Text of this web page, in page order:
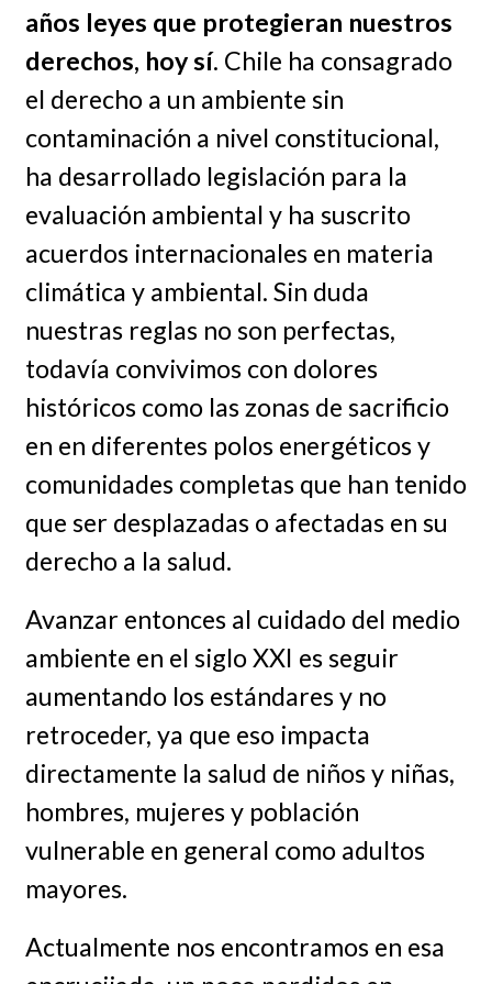
años leyes que protegieran nuestros
derechos, hoy sí. Chile ha consagrado
el derecho a un ambiente sin
contaminación a nivel constitucional,
ha desarrollado legislación para la
evaluación ambiental y ha suscrito
acuerdos internacionales en materia
climática y ambiental. Sin duda
nuestras reglas no son perfectas,
todavía convivimos con dolores
históricos como las zonas de sacrificio
en en diferentes polos energéticos y
comunidades completas que han tenido
que ser desplazadas o afectadas en su
derecho a la salud.
Avanzar entonces al cuidado del medio
ambiente en el siglo XXI es seguir
aumentando los estándares y no
retroceder, ya que eso impacta
directamente la salud de niños y niñas,
hombres, mujeres y población
vulnerable en general como adultos
mayores.
Actualmente nos encontramos en esa